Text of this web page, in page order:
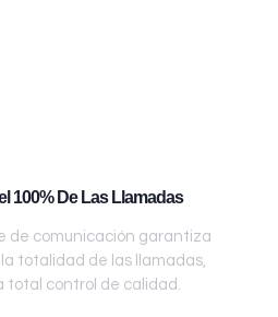
100% De Las Llamadas
de comunicación garantiza
totalidad de las llamadas,
total control de calidad.